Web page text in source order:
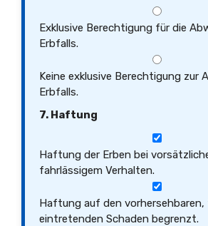
Exklusive Berechtigung für die
Erbfalls.
Keine exklusive Berechtigung zur
Erbfalls.
7. Haftung
Haftung der Erben bei
fahrlässigem Verhalten.
Haftung auf den vorhersehbaren,
eintretenden Schaden begrenzt.